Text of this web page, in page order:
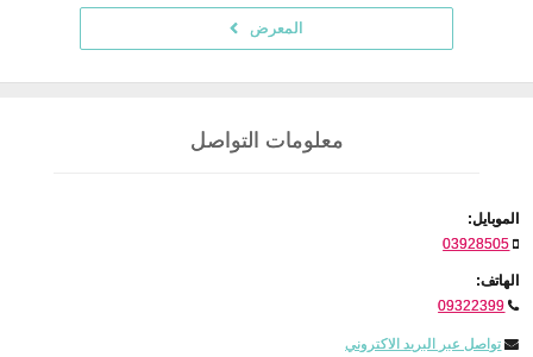
المعرض
معلومات التواصل
الموبايل:
03928505
الهاتف:
09322399
تواصل عبر البريد الاكتروني